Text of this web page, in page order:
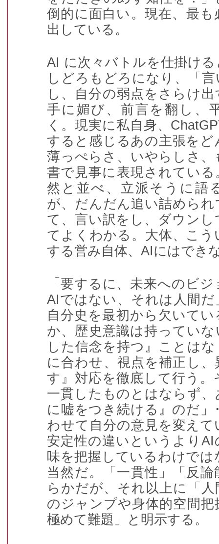
倒的に面白い。現在、最
出している。
AI に次々バトルを仕掛ける
しどろもどろになり、「
し、自分の弱点をさらけ
手に媚び、前言を翻し、
く。現実に私自身、
すると感じるあの主張を
薄っぺらさ、いやらしさ
書で見事に表現されてい
然と並べ、立派そうに語
が、だんだん追い詰めら
て、言い訳をし、ダウン
てよくわかる。大体、こ
する営み自体、 AIにはでき
「要するに、未来へのビ
AIではない、それは人間だ
自分史を最初から欠いて
か、歴史意識は持っていな
した信念を持つ』ことは
に合わせ、視点を補正し
す』対応を徹底して行う
一貫したものとはならず
に嘘をつき続ける』のだ」
わせて自分の意見を変え
安定性の違いというより AI
味を把握しているわけで
当然だ。「一貫性」「反
らかだが、それ以上に「
のジャンプや身体的空間把
極めて難題」と明示する。